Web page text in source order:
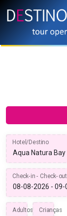
Hotel/Destino
Check-in - Check-out
Adultos Crianças